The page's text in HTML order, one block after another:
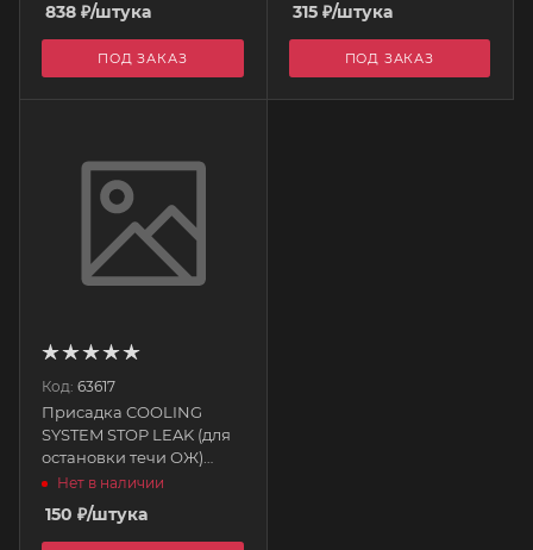
838 ₽/штука
ПОД ЗАКАЗ
315₽/штука
ПОД ЗАКАЗ
Код: 63617
Присадка COOLING
SYSTEM STOP LEAK (для
остановки течи ОЖ)
325мл W45644 WYNN'S
Нет в наличии
150 ₽/штука